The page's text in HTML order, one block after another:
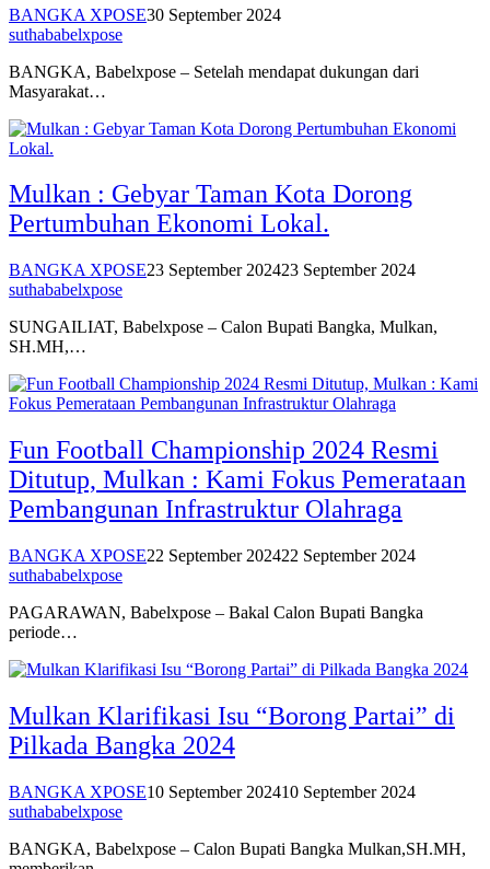
suthababelxpose
Masyarakat…
Mulkan : Gebyar Taman Kota Dorong
Pertumbuhan Ekonomi Lokal.
suthababelxpose
SH.MH,…
Fun Football Championship 2024 Resmi
Ditutup, Mulkan : Kami Fokus Pemerataan
Pembangunan Infrastruktur Olahraga
suthababelxpose
periode…
Pilkada Bangka 2024
suthababelxpose
memberikan…